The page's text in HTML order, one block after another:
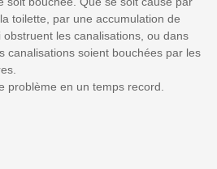
toilette, par une accumulation de
les canalisations, ou dans
canalisations soient bouchées par les
problème en un temps record.